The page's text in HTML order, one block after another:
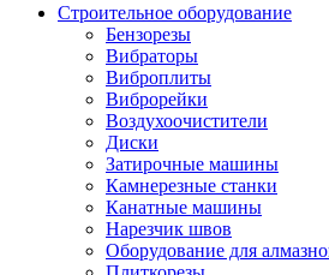
Строительное оборудование
Бензорезы
Вибраторы
Виброплиты
Виброрейки
Воздухоочистители
Диски
Затирочные машины
Камнерезные станки
Канатные машины
Нарезчик швов
Оборудование для